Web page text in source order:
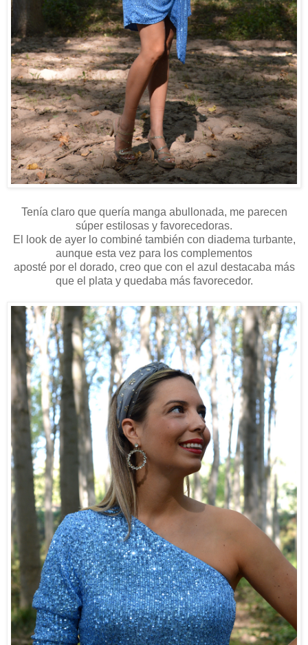
Tenía claro que quería manga abullonada, me parecen
súper estilosas y favorecedoras.
El look de ayer lo combiné también con diadema turbante,
aunque esta vez para los complementos
aposté por el dorado, creo que con el azul destacaba más
que el plata y quedaba más favorecedor.